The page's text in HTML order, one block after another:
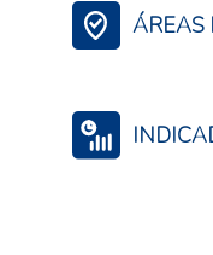
ÁREAS
Comercio